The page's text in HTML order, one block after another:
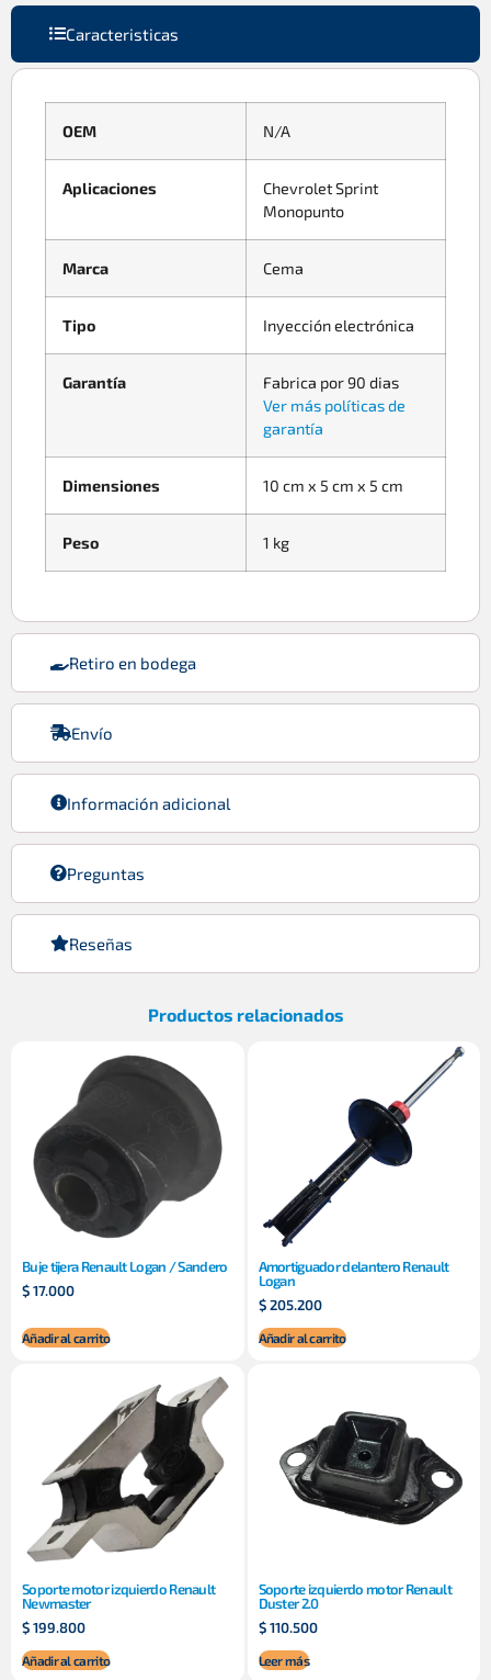
Caracteristicas
Retiro en bodega
Envío
Información adicional
Preguntas
Reseñas
OEM N/A
Aplicaciones
Chevrolet Sprint
Monopunto
Marca Cema
Tipo Inyección electrónica
Garantía
Fabrica por 90 dias
Ver más políticas de
garantía
Dimensiones 10 cm x 5 cm x 5 cm
Peso 1 kg
Productos relacionados
Buje tijera Renault Logan / Sandero
$17.000
Añadir al carrito
Amortiguador delantero Renault
Logan
$205.200
Añadir al carrito
Soporte motor izquierdo Renault
Newmaster
$199.800
Añadir al carrito
Soporte izquierdo motor Renault
Duster 2.0
$110.500
Leer más